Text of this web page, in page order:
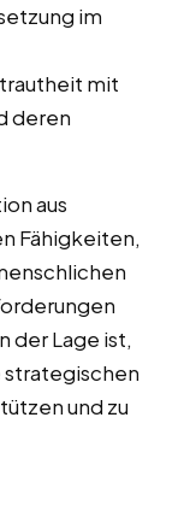
im
mit
deren
aus
Fähigkeiten,
der Lage ist,
strategischen
und zu